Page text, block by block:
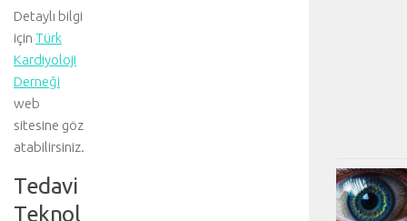
Detaylı bilgi
için Türk
Kardiyoloji
Derneği
web
sitesine göz
atabilirsiniz.
Tedavi
Teknol